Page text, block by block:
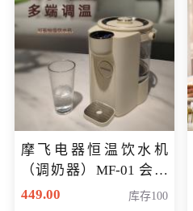
摩飞电器恒温饮水机
（调奶器）MF-01 会员
专享价366元
449.00 库存100